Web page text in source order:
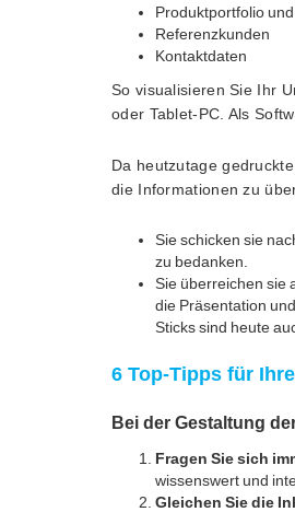
Produktportfolio
Referenzkunden
Kontaktdaten
So visualisieren Sie Ihr
oder Tablet-PC. Als
Da heutzutage
die Informationen zu
Sie schicken sie
zu bedanken.
Sie überreichen sie
die Präsentation
Sticks sind heute
6 Top-Tipps für
Bei der Gestaltung
Fragen Sie sich
wissenswert und
Gleichen Sie die